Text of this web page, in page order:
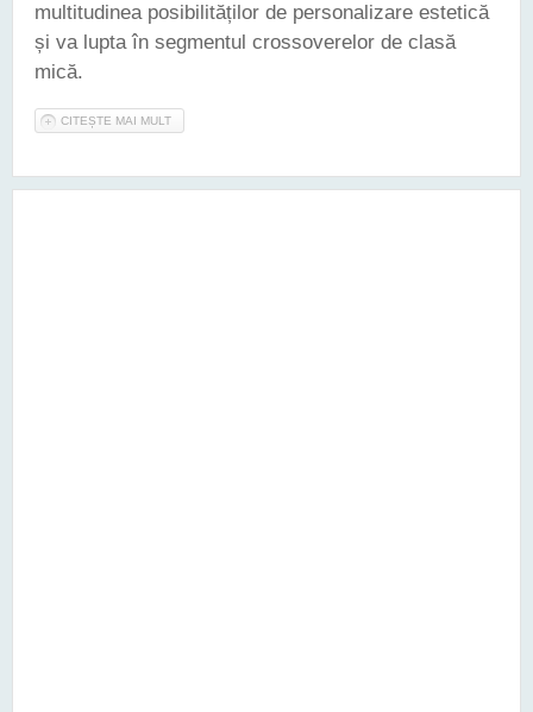
multitudinea posibilităților de personalizare estetică
și va lupta în segmentul crossoverelor de clasă
mică.
CITEȘTE MAI MULT